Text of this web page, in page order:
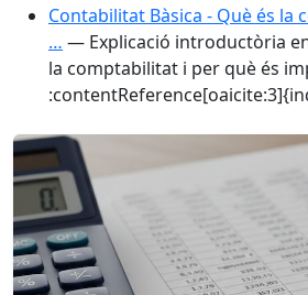
Contabilitat Bàsica - Què és la
… — Explicació introductòria
la comptabilitat i per què és